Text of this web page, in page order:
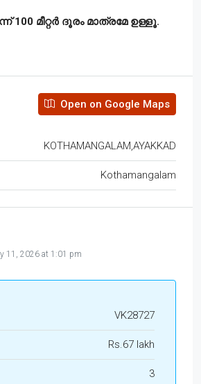
100 മീറ്റർ ദൂരം മാത്രമേ ഉള്ളൂ.
Open on Google Maps
KOTHAMANGALAM,AYAKKAD
Kothamangalam
11, 2026 at 1:01 pm
VK28727
Rs.67 lakh
3